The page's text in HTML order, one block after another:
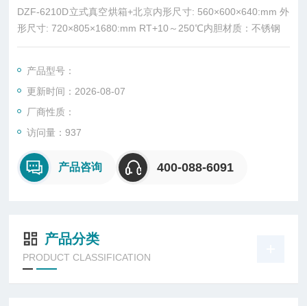
DZF-6210D立式真空烘箱+北京内形尺寸: 560×600×640:mm 外
形尺寸: 720×805×1680:mm RT+10～250℃内胆材质：不锈钢
产品型号：
更新时间：2026-08-07
厂商性质：
访问量：937
产品咨询 400-088-6091
产品分类
PRODUCT CLASSIFICATION